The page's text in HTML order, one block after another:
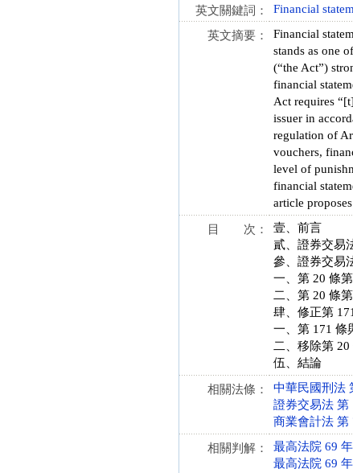
英文關鍵詞： Financial
英文摘要：
Financial
stands as one
(“the Act”)
financial
Act requires
issuer in
regulation of
vouchers,
level of
financial
article
目 次：
壹、前言
貳、證券交易
參、證券交易
一、第 20 條
二、第 20 條
肆、修正第
一、第 171 條
二、移除第
伍、結論
相關法條：
中華民國刑法
證券交易法 第
商業會計法 第
相關判解：
最高法院 69
最高法院 69